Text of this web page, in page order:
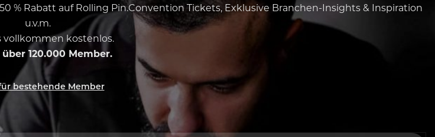
% Rabatt auf Rolling Pin.Convention Tickets, Exklusive Branchen-Insights & Inspiration
u.v.m.
vollkommen kostenlos.
120.000 Member.
bestehende Member